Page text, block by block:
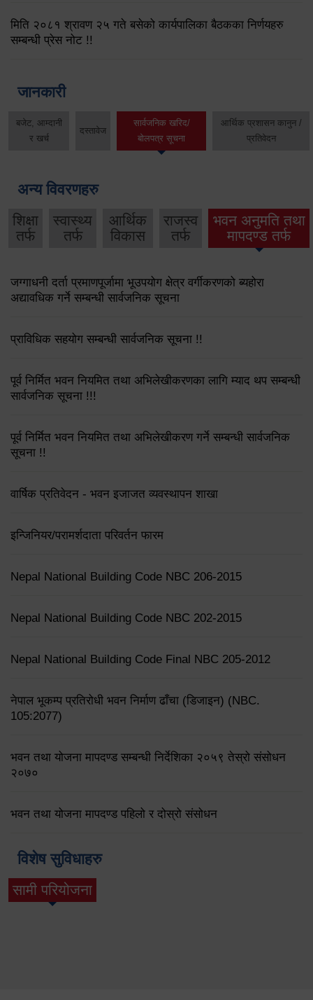
मिति २०८१ श्रावण २५ गते बसेको कार्यपालिका बैठकका निर्णयहरु
सम्बन्धी प्रेस नोट !!
जानकारी
बजेट, आम्दानी
र खर्च
दस्तावेज
सार्वजनिक खरिद/
बोलपत्र सूचना
आर्थिक प्रशासन कानुन /
प्रतिवेदन
अन्य विवरणहरु
शिक्षा
तर्फ
स्वास्थ्य
तर्फ
आर्थिक
विकास
राजस्व
तर्फ
भवन अनुमति तथा
मापदण्ड तर्फ
जग्गाधनी दर्ता प्रमाणपूर्जामा भूउपयोग क्षेत्र वर्गीकरणको ब्यहोरा
अद्यावधिक गर्ने सम्बन्धी सार्वजनिक सूचना
प्राविधिक सहयोग सम्बन्धी सार्वजनिक सूचना !!
पूर्व निर्मित भवन नियमित तथा अभिलेखीकरणका लागि म्याद थप सम्बन्धी
सार्वजनिक सूचना !!!
पूर्व निर्मित भवन नियमित तथा अभिलेखीकरण गर्ने सम्बन्धी सार्वजनिक
सूचना !!
वार्षिक प्रतिवेदन - भवन इजाजत व्यवस्थापन शाखा
इन्जिनियर/परामर्शदाता परिवर्तन फारम
Nepal National Building Code NBC 206-2015
Nepal National Building Code NBC 202-2015
Nepal National Building Code Final NBC 205-2012
नेपाल भूकम्प प्रतिरोधी भवन निर्माण ढाँचा (डिजाइन) (NBC.
105:2077)
भवन तथा योजना मापदण्ड सम्बन्धी निर्देशिका २०५९ तेस्रो संसोधन
२०७०
भवन तथा योजना मापदण्ड पहिलो र दोस्रो संसोधन
विशेष सुविधाहरु
सामी परियोजना
(active tab)